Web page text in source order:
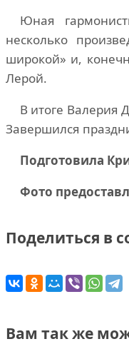
Юная
несколько
широкой» и,
Лерой.
В итоге Валерия
Завершился
Подготовила
Фото
Поделиться в
Вам так же